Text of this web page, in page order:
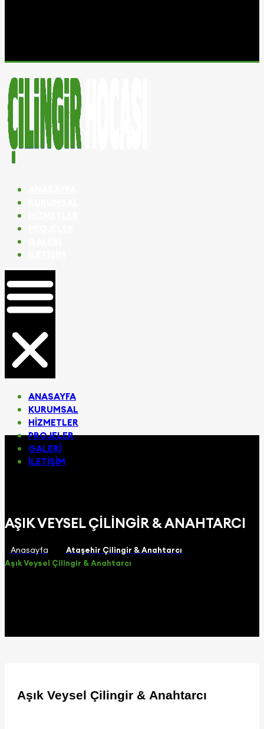
ANASAYFA
KURUMSAL
HIZMETLER
PROJELER
GALERI
İLETIŞIM
AŞIK VEYSEL ÇILINGIR & ANAHTARCI
Anasayfa
Ataşehir Çilingir & Anahtarcı
Aşık Veysel Çilingir & Anahtarcı
Aşık Veysel Çilingir & Anahtarcı